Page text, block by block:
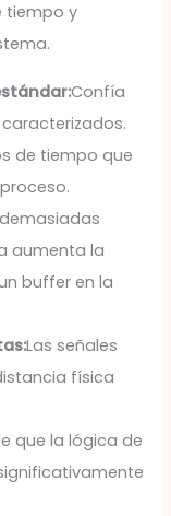
tiempo y
Confía
de tiempo que
aumenta la
buffer en la
Las señales
física
que la lógica de